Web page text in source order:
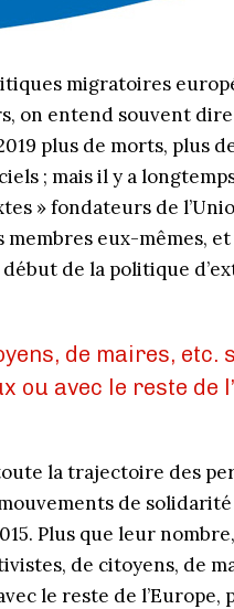
migratoires
on entend souvent dire
plus de morts, plus
; mais il y a
» fondateurs de
membres eux-mêmes,
de la politique
de maires, etc.
avec le reste de
la trajectoire des
de
Plus que leur nombre,
de citoyens, de
le reste de